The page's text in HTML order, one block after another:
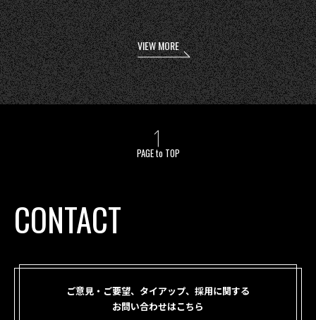
VIEW MORE
PAGE to TOP
CONTACT
ご意見・ご要望、タイアップ、採用に関する
お問い合わせはこちら